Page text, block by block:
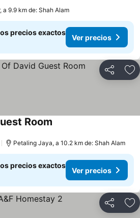
a 9.9 km de: Shah Alam
precios exactos
Ver precios
Compartir
Room
Petaling Jaya, a 10.2 km de: Shah Alam
precios exactos
Ver precios
Compartir